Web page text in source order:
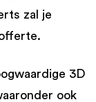
zal je
3D
ook